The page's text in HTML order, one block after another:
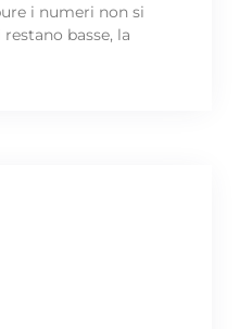
i numeri non si
basse, la